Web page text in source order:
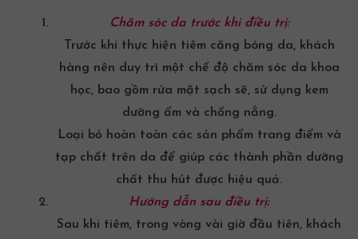
Chăm sóc da trước khi điều trị:
Trước khi thực hiện tiêm căng bóng da, khách
hàng nên duy trì một chế độ chăm sóc da khoa
học, bao gồm rửa mặt sạch sẽ, sử dụng kem
dưỡng ẩm và chống nắng.
Loại bỏ hoàn toàn các sản phẩm trang điểm và
tạp chất trên da để giúp các thành phần dưỡng
chất thu hút được hiệu quả.
Hướng dẫn sau điều trị:
Sau khi tiêm, trong vòng vài giờ đầu tiên, khách